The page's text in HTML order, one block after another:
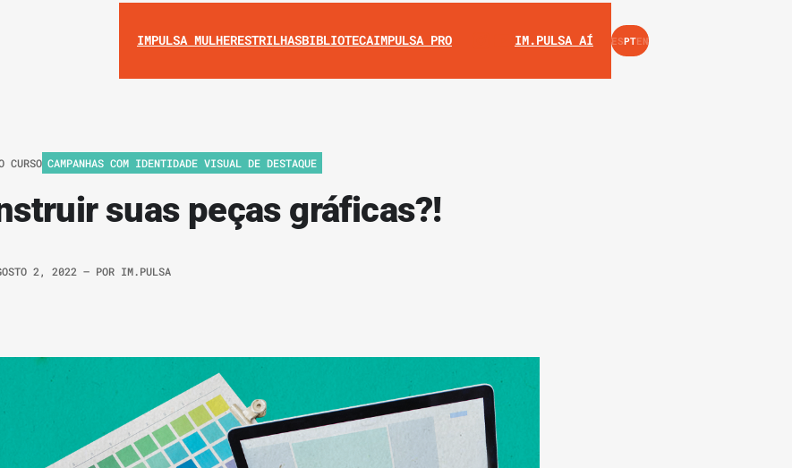
IMPULSA MULHERESTRILHASBIBLIOTECAIMPULSA PRO INSTAGRAM
YOUTUBE
IM.PULSA AÍ ESPTEN
CURSO CAMPANHAS COM IDENTIDADE VISUAL DE DESTAQUE
suas peças gráficas?!
2, 2022 – POR IM.PULSA